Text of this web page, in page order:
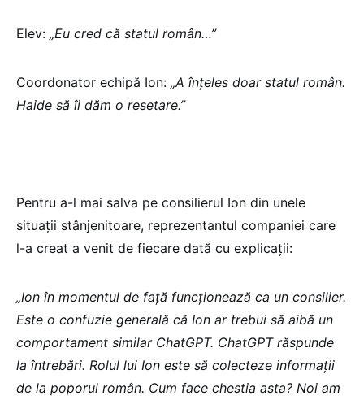
Elev: „Eu cred că statul român…”
Coordonator echipă Ion: „A înţeles doar statul român.
Haide să îi dăm o resetare.”
Pentru a-l mai salva pe consilierul Ion din unele
situaţii stânjenitoare, reprezentantul companiei care
l-a creat a venit de fiecare dată cu explicaţii:
„Ion în momentul de faţă funcţionează ca un consilier.
Este o confuzie generală că Ion ar trebui să aibă un
comportament similar ChatGPT. ChatGPT răspunde
la întrebări. Rolul lui Ion este să colecteze informaţii
de la poporul român. Cum face chestia asta? Noi am